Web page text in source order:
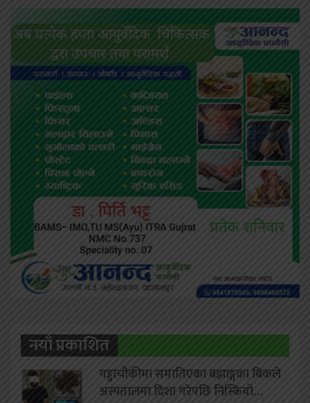
नयाँ प्रकाशित
गड्डाचौकीमा समातिएका बझाङ्गका बिकले
अस्पतालमा दिशा गरेपछि निस्कियो…